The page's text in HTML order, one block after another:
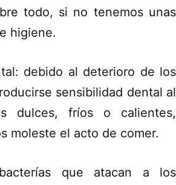
todo, si no tenemos unas
higiene.
debido al deterioro de los
sensibilidad dental al
dulces, fríos o calientes,
moleste el acto de comer.
que atacan a los